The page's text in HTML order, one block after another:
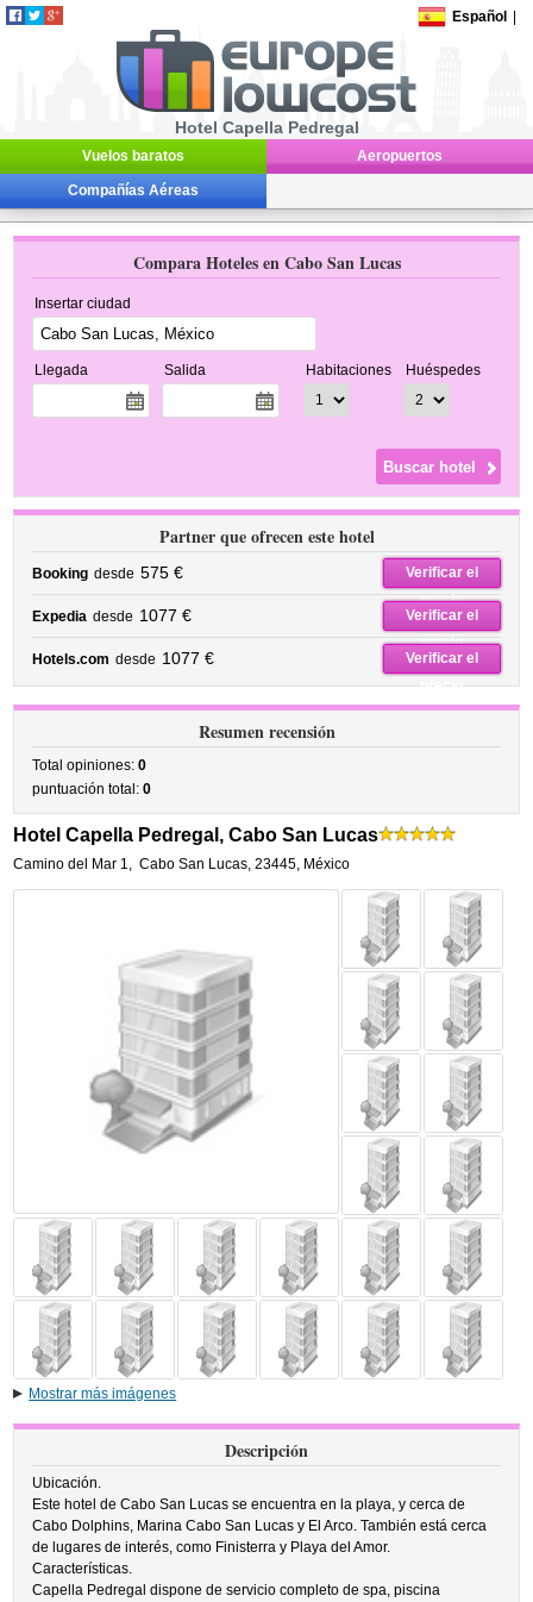
Español
Hotel Capella Pedregal
Vuelos baratos Aeropuertos
Compañías Aéreas
Compara Hoteles en Cabo San Lucas
Insertar ciudad
Llegada Salida Habitaciones Huéspedes
Partner que ofrecen este hotel
Booking desde 575 €
Verificar el
precio
Expedia desde 1077 €
Verificar el
precio
Hotels.com desde 1077 €
Verificar el
precio
Resumen recensión
Total opiniones:0
puntuación total:0
Hotel Capella Pedregal, Cabo San Lucas
Camino del Mar 1, Cabo San Lucas,23445, México
Mostrar más imágenes
Descripción
Ubicación.
Este hotel de Cabo San Lucas se encuentra en la playa, y cerca de
Cabo Dolphins, Marina Cabo San Lucas y El Arco. También está cerca
de lugares de interés, como Finisterra y Playa del Amor.
Características.
Capella Pedregal dispone de servicio completo de spa, piscina